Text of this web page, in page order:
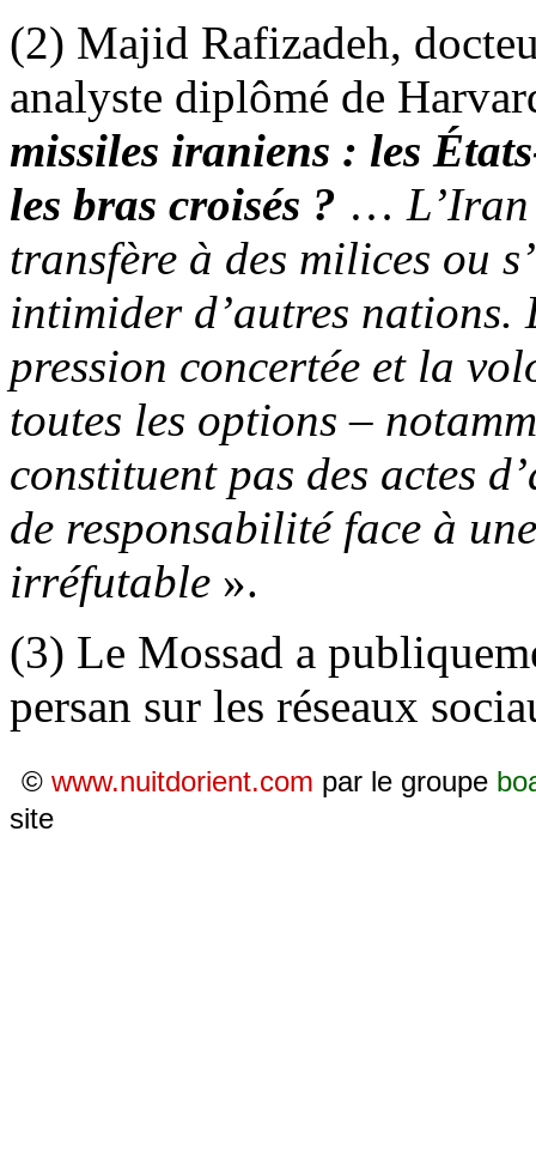
(2) Majid Rafizadeh,
analyste diplômé de
missiles iraniens : les
les bras croisés ? …
transfère à des milices ou
intimider d’autres nations.
pression concertée et la
toutes les options –
constituent pas des actes
de responsabilité face à
irréfutable ».
(3) Le Mossad a
persan sur les réseaux
© www.nuitdorient.com par le groupe
site